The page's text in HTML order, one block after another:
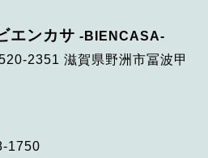
エンカサ -BIENCASA-
2351 滋賀県野洲市冨波甲
1750